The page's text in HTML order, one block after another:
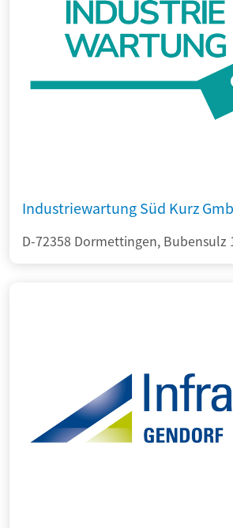
Industriewartung Süd Kurz
D-72358 Dormettingen, Bubensulz